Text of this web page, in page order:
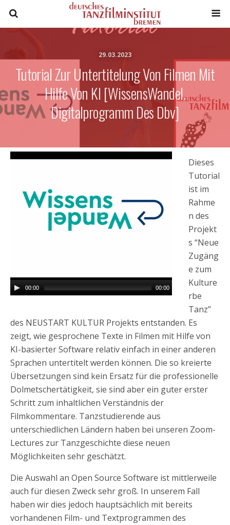
29.03.2023
Tutorial Zur Untertitelung Von Filmen Mit
Hilfe Von KI [WissensWandel.
Digitalprogramm Des Dbv]
00:00 00:00
Dieses
Tutorial
ist im
Rahme
n des
Projekt
s “Neue
Zugäng
e zum
Kulture
rbe
Tanz”
des NEUSTART KULTUR Projekts entstanden. Es
zeigt, wie gesprochene Texte in Filmen mit Hilfe von
KI-basierter Software relativ einfach in einer anderen
Sprachen untertitelt werden können. Die so kreierte
Übersetzungen sind kein Ersatz für die professionelle
Dolmetschertätigkeit, sie sind aber ein guter erster
Schritt zum inhaltlichen Verständnis der
Filmkommentare. Tanzstudierende aus
unterschiedlichen Ländern haben bei unseren Zoom-
Lectures zur Tanzgeschichte diese neuen
Möglichkeiten sehr geschätzt.
Die Auswahl an Open Source Software ist mittlerweile
auch für diesen Zweck sehr groß. In unserem Fall
haben wir dies jedoch hauptsächlich mit bereits
vorhandenen Film- und Textprogrammen des